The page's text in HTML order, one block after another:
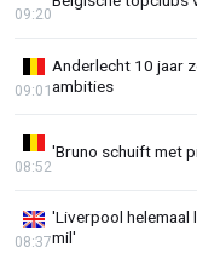
09:20
Anderlecht 10 jaar
ambities
09:01
'Bruno schuift met
08:52
'Liverpool helemaal
mil'
08:37